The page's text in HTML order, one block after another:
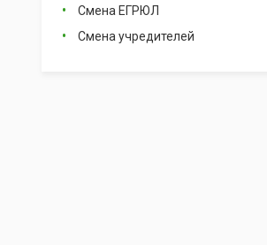
Смена ЕГРЮЛ
Смена учредителей